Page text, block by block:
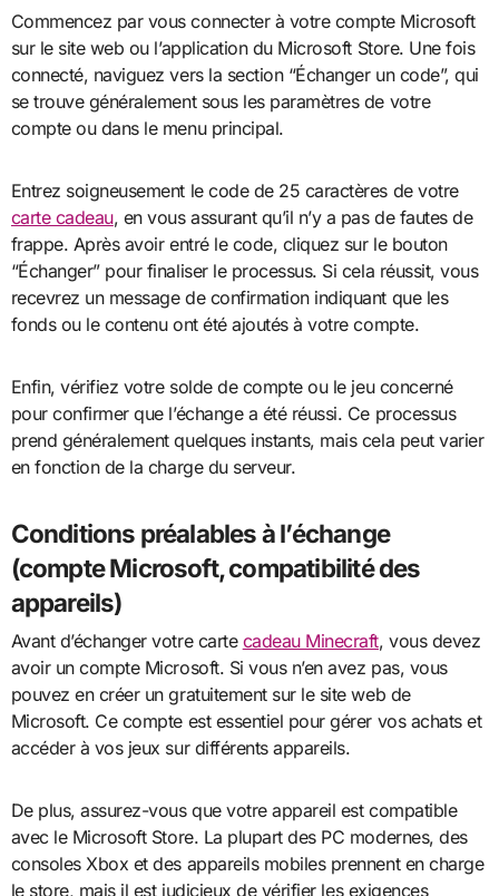
Commencez par vous connecter à votre compte Microsoft
sur le site web ou l’application du Microsoft Store. Une fois
connecté, naviguez vers la section “Échanger un code”, qui
se trouve généralement sous les paramètres de votre
compte ou dans le menu principal.
Entrez soigneusement le code de 25 caractères de votre
carte cadeau, en vous assurant qu’il n’y a pas de fautes de
frappe. Après avoir entré le code, cliquez sur le bouton
“Échanger” pour finaliser le processus. Si cela réussit, vous
recevrez un message de confirmation indiquant que les
fonds ou le contenu ont été ajoutés à votre compte.
Enfin, vérifiez votre solde de compte ou le jeu concerné
pour confirmer que l’échange a été réussi. Ce processus
prend généralement quelques instants, mais cela peut varier
en fonction de la charge du serveur.
Conditions préalables à l’échange
(compte Microsoft, compatibilité des
appareils)
Avant d’échanger votre carte cadeau Minecraft, vous devez
avoir un compte Microsoft. Si vous n’en avez pas, vous
pouvez en créer un gratuitement sur le site web de
Microsoft. Ce compte est essentiel pour gérer vos achats et
accéder à vos jeux sur différents appareils.
De plus, assurez-vous que votre appareil est compatible
avec le Microsoft Store. La plupart des PC modernes, des
consoles Xbox et des appareils mobiles prennent en charge
le store, mais il est judicieux de vérifier les exigences